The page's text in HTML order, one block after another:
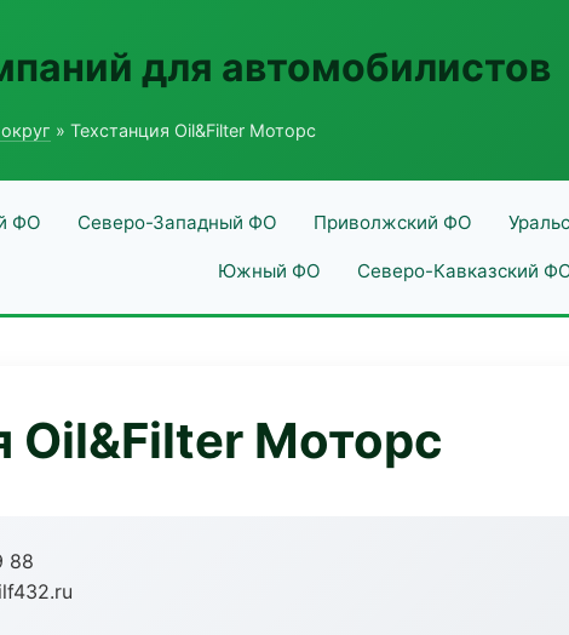
для автомобилистов
» Техстанция Oil&Filter Моторс
ФО Северо-Западный ФО Приволжский ФО
Южный ФО Северо-Кавказский
Oil&Filter Моторс
88